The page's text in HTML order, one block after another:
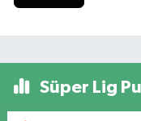
Süper Lig